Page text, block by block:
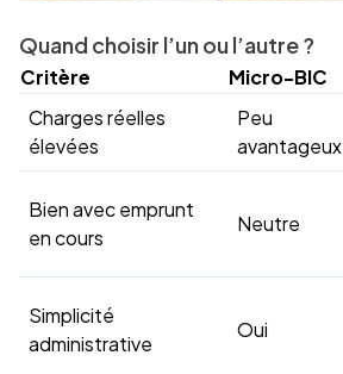
Quand choisir l’un ou l’autre ?
Critère Micro-BIC
Charges réelles
élevées
Peu
avantageux
Bien avec emprunt
en cours
Neutre
Simplicité
administrative
Oui